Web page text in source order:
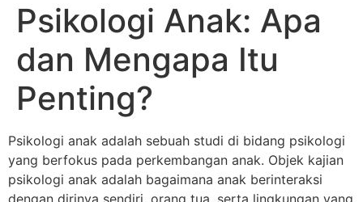
Psikologi Anak: Apa
dan Mengapa Itu
Penting?
Psikologi anak adalah sebuah studi di bidang psikologi
yang berfokus pada perkembangan anak. Objek kajian
psikologi anak adalah bagaimana anak berinteraksi